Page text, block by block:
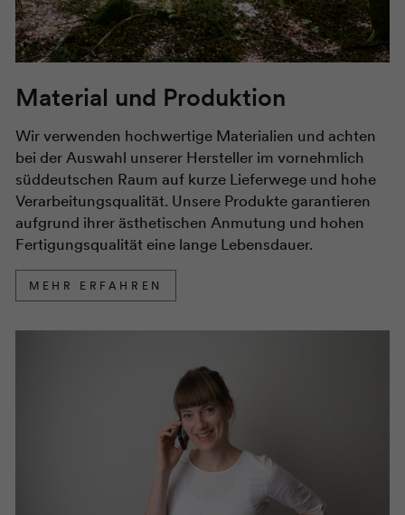
Material und Produktion
Wir verwenden hochwertige Materialien und achten
bei der Auswahl unserer Hersteller im vornehmlich
süddeutschen Raum auf kurze Lieferwege und hohe
Verarbeitungsqualität. Unsere Produkte garantieren
aufgrund ihrer ästhetischen Anmutung und hohen
Fertigungsqualität eine lange Lebensdauer.
MEHR ERFAHREN